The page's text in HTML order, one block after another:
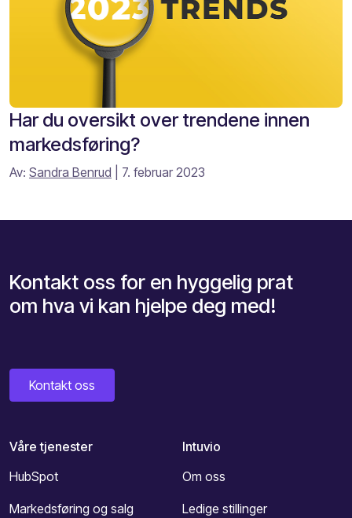
Har du oversikt over trendene innen
markedsføring?
Av: Sandra Benrud | 7. februar 2023
Kontakt oss for en hyggelig prat
om hva vi kan hjelpe deg med!
Kontakt oss
Våre tjenester
HubSpot
Markedsføring og salg
Intuvio
Om oss
Ledige stillinger